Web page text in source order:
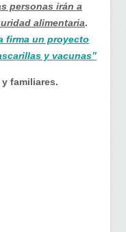
personas irán a
alimentaria.
firma un proyecto
y vacunas”
familiares.